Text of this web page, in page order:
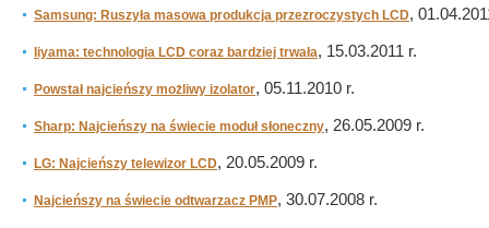
Samsung: Ruszyła masowa produkcja przezroczystych LCD,
Iiyama: technologia LCD coraz bardziej trwała, 15.03.2011 r.
Powstał najcieńszy możliwy izolator, 05.11.2010 r.
Sharp: Najcieńszy na świecie moduł słoneczny, 26.05.2009 r.
LG: Najcieńszy telewizor LCD, 20.05.2009 r.
Najcieńszy na świecie odtwarzacz PMP, 30.07.2008 r.